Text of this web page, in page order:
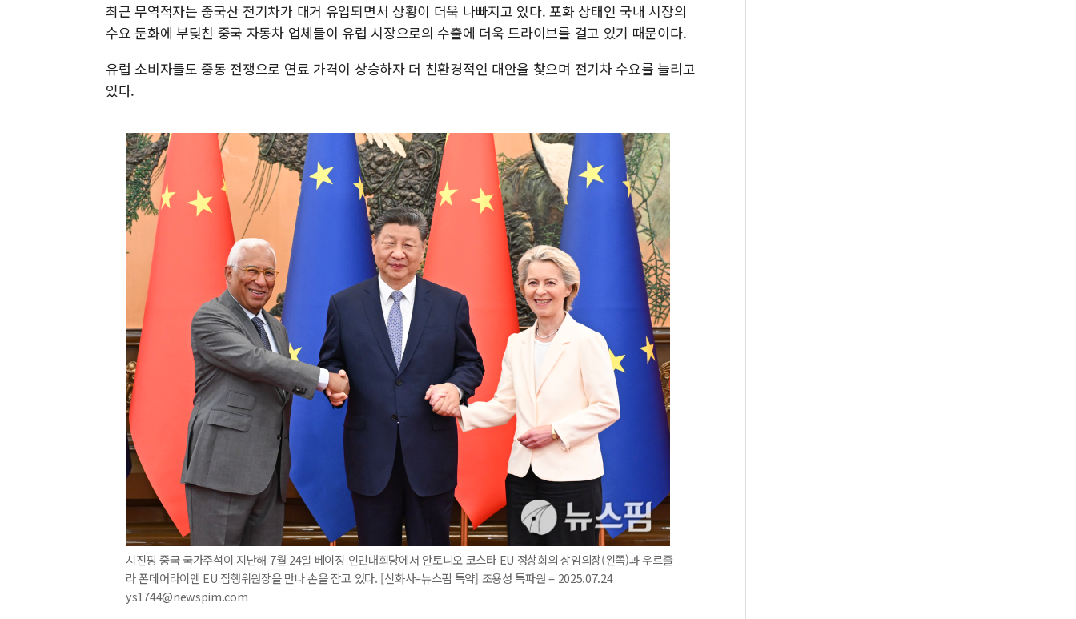
최근 무역적자는 중국산 전기차가 대거 유입되면서 상황이 더욱 나빠지고 있다. 포화 상태인 국내 시장의
수요 둔화에 부딪친 중국 자동차 업체들이 유럽 시장으로의 수출에 더욱 드라이브를 걸고 있기 때문이다.
유럽 소비자들도 중동 전쟁으로 연료 가격이 상승하자 더 친환경적인 대안을 찾으며 전기차 수요를 늘리고
있다.
시진핑 중국 국가주석이 지난해 7월 24일 베이징 인민대회당에서 안토니오 코스타 EU 정상회의 상임의장(왼쪽)과 우르줄
라 폰데어라이엔 EU 집행위원장을 만나 손을 잡고 있다. [신화사=뉴스핌 특약] 조용성 특파원 = 2025.07.24
ys1744@newspim.com